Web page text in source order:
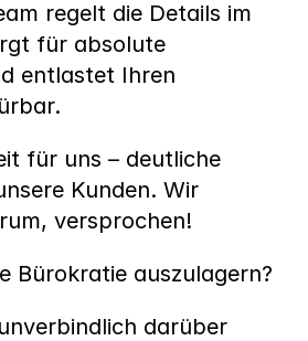
regelt die Details im
für absolute
entlastet Ihren
für uns – deutliche
Kunden. Wir
versprochen!
Bürokratie auszulagern?
darüber